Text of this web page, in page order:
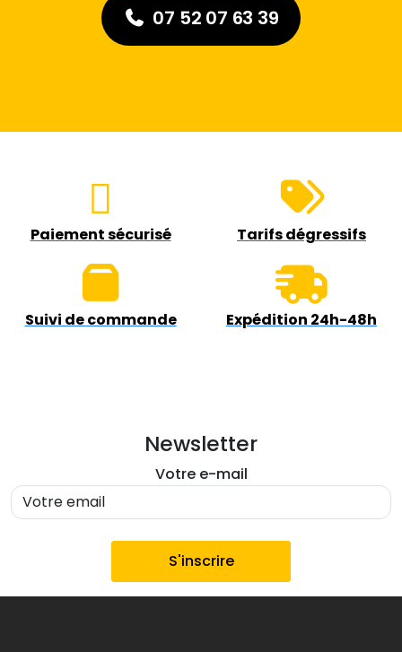
07 52 07 63 39
Paiement sécurisé Tarifs dégressifs
Suivi de commande Expédition 24h-48h
Newsletter
Votre e-mail